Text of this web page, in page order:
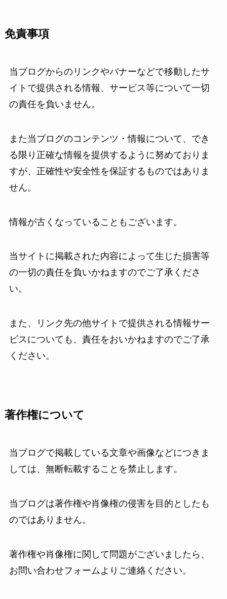
免責事項
当ブログからのリンクやバナーなどで移動したサ
イトで提供される情報、サービス等について一切
の責任を負いません。
また当ブログのコンテンツ・情報について、でき
る限り正確な情報を提供するように努めておりま
すが、正確性や安全性を保証するものではありま
せん。
情報が古くなっていることもございます。
当サイトに掲載された内容によって生じた損害等
の一切の責任を負いかねますのでご了承くださ
い。
また、リンク先の他サイトで提供される情報サー
ビスについても、責任をおいかねますのでご了承
ください。
著作権について
当ブログで掲載している文章や画像などにつきま
しては、無断転載することを禁止します。
当ブログは著作権や肖像権の侵害を目的としたも
のではありません。
著作権や肖像権に関して問題がございましたら、
お問い合わせフォームよりご連絡ください。